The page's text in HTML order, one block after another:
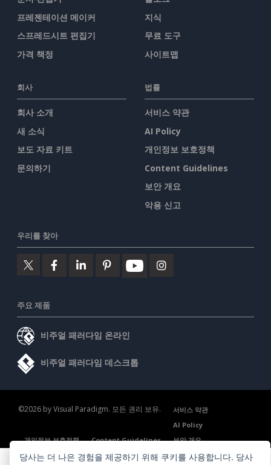
프레젠테이션 메이커
스프레드시트 편집기
가격 책정
지식
무료 도구
사이트맵
회사
회사 소개
새 소식
보도 자료 키트
문의하기
법률
서비스 약관
AI Policy
개인정보 보호정책
Content Guidelines
보안 개요
악용 신고
우리를 찾아
주요 제품
비주얼 패러다임 온라인
비주얼 패러다임 데스크톱
©2026 by Visual Paradigm. 모든 권리 보유.
서비스 약관
AI Policy
개인정보 보호정책
Content Guidelines 보안 개요
당사는 더 나은 경험을 제공하기 위해 쿠키를 사용합니다. 당사